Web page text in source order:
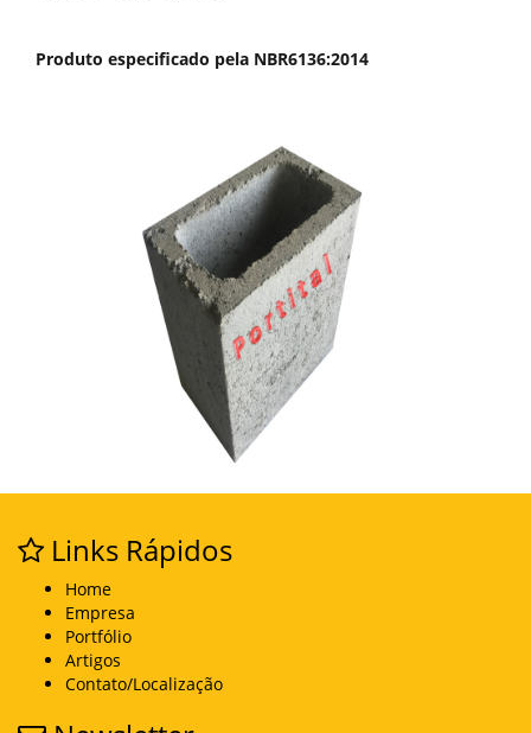
Produto especificado pela NBR6136:2014
Links Rápidos
Home
Empresa
Portfólio
Artigos
Contato/Localização